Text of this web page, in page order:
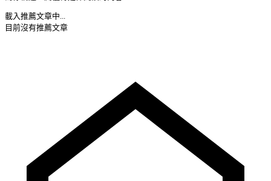
載入推薦文章中...
目前沒有推薦文章